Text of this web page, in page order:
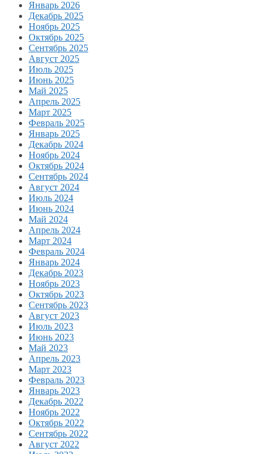
Январь 2026
Декабрь 2025
Ноябрь 2025
Октябрь 2025
Сентябрь 2025
Август 2025
Июль 2025
Июнь 2025
Май 2025
Апрель 2025
Март 2025
Февраль 2025
Январь 2025
Декабрь 2024
Ноябрь 2024
Октябрь 2024
Сентябрь 2024
Август 2024
Июль 2024
Июнь 2024
Май 2024
Апрель 2024
Март 2024
Февраль 2024
Январь 2024
Декабрь 2023
Ноябрь 2023
Октябрь 2023
Сентябрь 2023
Август 2023
Июль 2023
Июнь 2023
Май 2023
Апрель 2023
Март 2023
Февраль 2023
Январь 2023
Декабрь 2022
Ноябрь 2022
Октябрь 2022
Сентябрь 2022
Август 2022